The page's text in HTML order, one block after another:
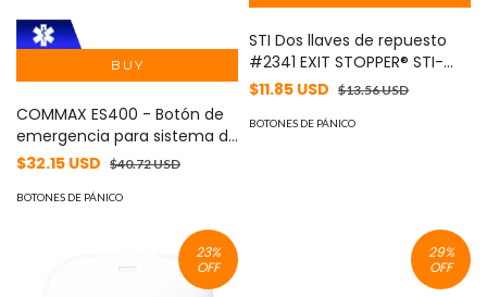
COMMAX ES400 - Botón de
emergencia para sistema de
llamado de enfermería /
Instalación en sanitario y
$32.15 USD $40.72 USD
BOTONES DE PÁNICO
STI Dos llaves de repuesto
#2341 EXIT STOPPER® STI-
6400 MOD: KIT-H19032
$11.85 USD $13.56 USD
BOTONES DE PÁNICO
23%
OFF
29%
OFF